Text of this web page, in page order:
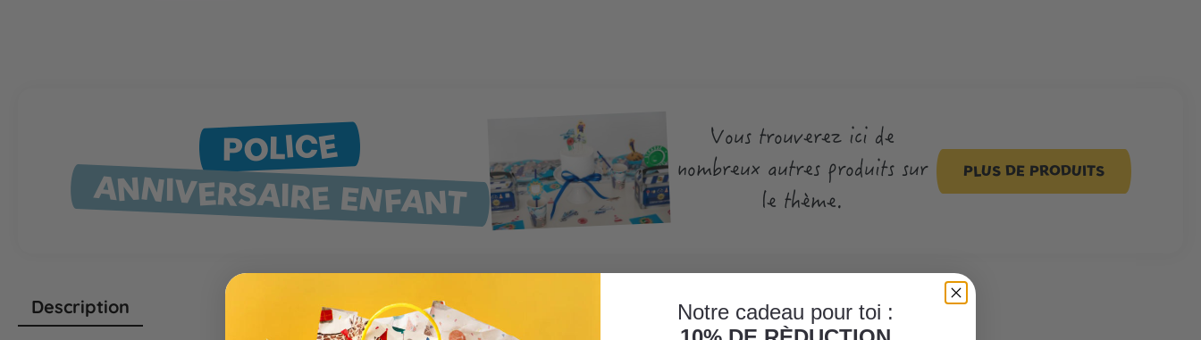
POLICE
ANNIVERSAIRE ENFANT
Vous trouverez ici de
nombreux autres produits sur
le thème.
PLUS DE PRODUITS
Description
Notre cadeau pour toi :